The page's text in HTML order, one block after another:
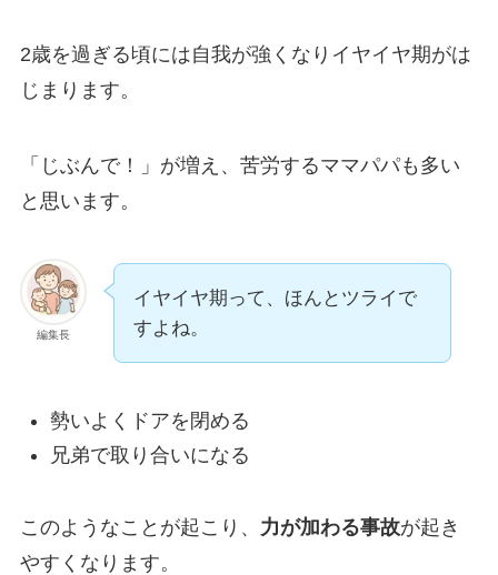
2歳を過ぎる頃には自我が強くなりイヤイヤ期がは
じまります。
「じぶんで！」が増え、苦労するママパパも多い
と思います。
編集長
イヤイヤ期って、ほんとツライで
すよね。
勢いよくドアを閉める
兄弟で取り合いになる
このようなことが起こり、 力が加わる事故が起き
やすくなります。